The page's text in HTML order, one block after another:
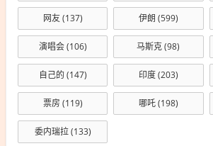
网友(137) 伊朗 (599)
演唱会(106) 马斯克(98)
自己的 (147) 印度(203)
票房 (119) 哪吒(198)
委内瑞拉(133)